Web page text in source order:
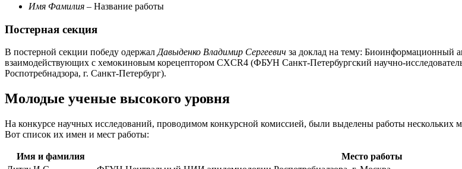
Имя Фамилия – Название работы
Постерная секция
В постерной секции победу одержал Давыденко Владимир Сергеевич за доклад на тему: Биоинформационный
взаимодействующих с хемокиновым корецептором CXCR4 (ФБУН Санкт-Петербургский научно-
Роспотребнадзора, г. Санкт-Петербург).
Молодые ученые высокого уровня
На конкурсе научных исследований, проводимом конкурсной комиссией, были выделены работы нескольких
Вот список их имен и мест работы:
Имя и фамилия Место работы